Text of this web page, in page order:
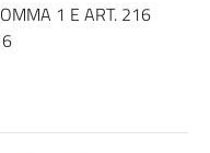
1 E ART. 216